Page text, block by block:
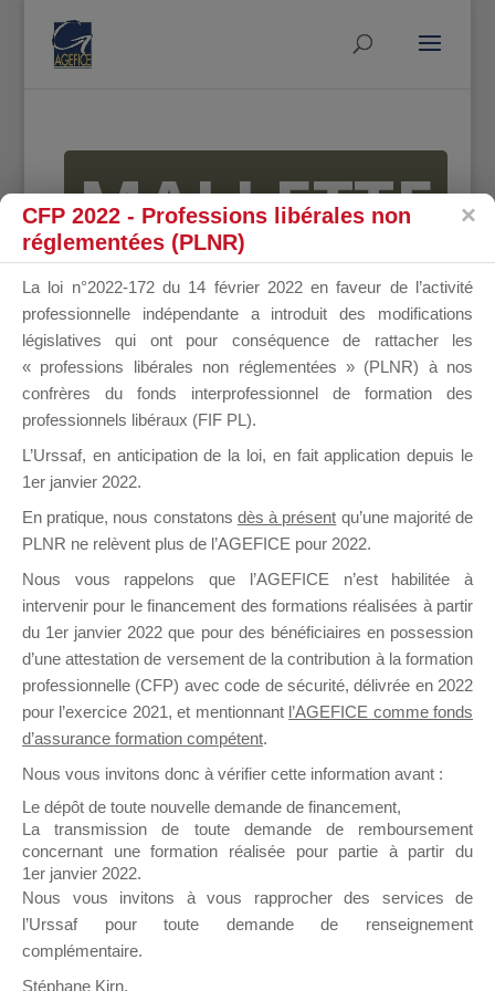
MALLETTE
DU
DIRIGEANT
il y a un mois
Ce groupe est destiné aux Organismes de
Formation qui souhaitent répondre à l’Appel à
Propositions Mallette du Dirigeant.
Ce groupe propose un forum dédié au support
sur lequel il est possible de laisser un message
ou poser une question.
NB : Il est nécessaire d’être
pouvoir rejoindre ce groupe
CFP 2022 - Professions libérales non
réglementées (PLNR)
La loi n°2022-172 du 14 février 2022 en faveur de l’activité
professionnelle indépendante a introduit des modifications
législatives qui ont pour conséquence de rattacher les
« professions libérales non réglementées » (PLNR) à nos
confrères du fonds interprofessionnel de formation des
professionnels libéraux (FIF PL).
L’Urssaf, en anticipation de la loi, en fait application depuis le
1er janvier 2022.
En pratique, nous constatons dès à présent qu’une majorité de
PLNR ne relèvent plus de l’AGEFICE pour 2022.
Nous vous rappelons que l’AGEFICE n’est habilitée à
intervenir pour le financement des formations réalisées à partir
du 1er janvier 2022 que pour des bénéficiaires en possession
d’une attestation de versement de la contribution à la formation
professionnelle (CFP) avec code de sécurité, délivrée en 2022
pour l’exercice 2021, et mentionnant l’AGEFICE comme fonds
d’assurance formation compétent.
Nous vous invitons donc à vérifier cette information avant :
Le dépôt de toute nouvelle demande de financement,
La transmission de toute demande de remboursement
concernant une formation réalisée pour partie à partir du
1er janvier 2022.
Nous vous invitons à vous rapprocher des services de
l’Urssaf pour toute demande de renseignement
complémentaire.
Stéphane Kirn,